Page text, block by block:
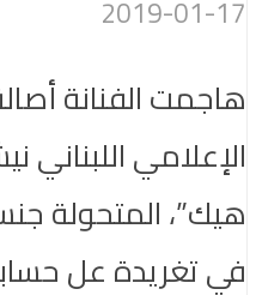
2019-01-17
هاجمت الفنانة
الإعلامي اللبناني
هيك”، المتحولة
في تغريدة عل